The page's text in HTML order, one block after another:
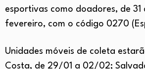
esportivas como doadores, de 31
fevereiro, com o código 0270
Unidades móveis de coleta
Costa, de 29/01 a 02/02;